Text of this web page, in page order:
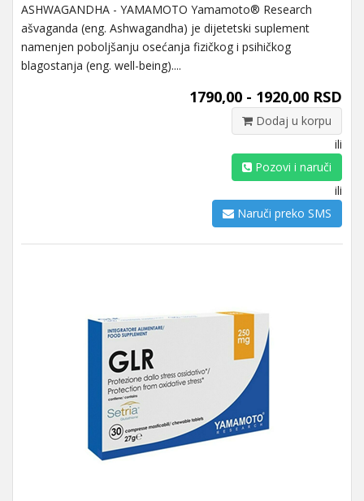
ASHWAGANDHA - YAMAMOTO Yamamoto® Research
ašvaganda (eng. Ashwagandha) je dijetetski suplement
namenjen poboljšanju osećanja fizičkog i psihičkog
blagostanja (eng. well-being)....
1790,00 - 1920,00 RSD
Dodaj u korpu
ili
Pozovi i naruči
ili
Naruči preko SMS